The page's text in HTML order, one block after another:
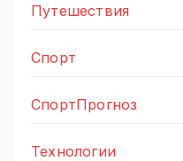
Путешествия
Спорт
СпортПрогноз
Технологии